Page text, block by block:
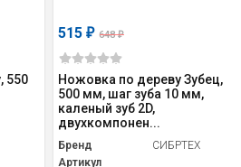
550
515₽ 648₽
Ножовка по дереву Зубец,
500 мм, шаг зуба 10 мм,
каленый зуб 2D,
двухкомпонен...
Бренд
СИБРТЕХ
Артикул